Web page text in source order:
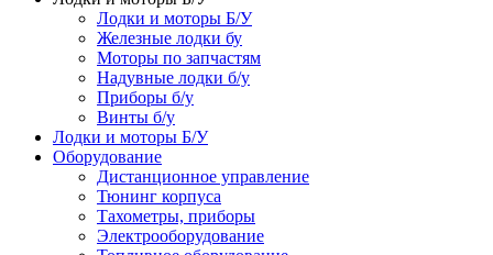
Лодки и моторы Б/У
Железные лодки бу
Моторы по запчастям
Надувные лодки б/у
Приборы б/у
Винты б/у
Лодки и моторы Б/У
Оборудование
Дистанционное управление
Тюнинг корпуса
Тахометры, приборы
Электрооборудование